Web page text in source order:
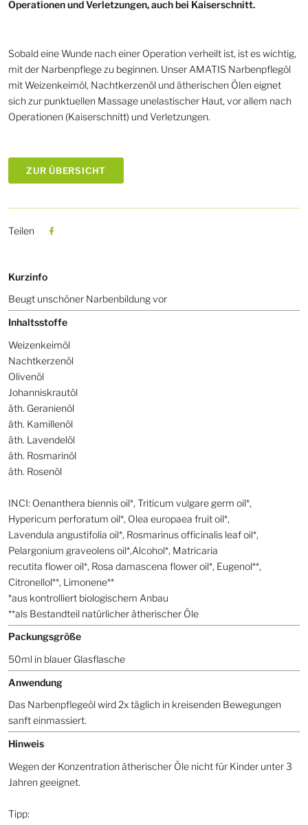
Operationen und Verletzungen, auch bei Kaiserschnitt.
Sobald eine Wunde nach einer Operation verheilt ist, ist es wichtig,
mit der Narbenpflege zu beginnen. Unser AMATIS Narbenpflegöl
mit Weizenkeimöl, Nachtkerzenöl und ätherischen Ölen eignet
sich zur punktuellen Massage unelastischer Haut, vor allem nach
Operationen (Kaiserschnitt) und Verletzungen.
ZUR ÜBERSICHT
Teilen
Kurzinfo
Beugt unschöner Narbenbildung vor
Inhaltsstoffe
Weizenkeimöl
Nachtkerzenöl
Olivenöl
Johanniskrautöl
äth. Geranienöl
äth. Kamillenöl
äth. Lavendelöl
äth. Rosmarinöl
äth. Rosenöl
INCI: Oenanthera biennis oil*, Triticum vulgare germ oil*,
Hypericum perforatum oil*, Olea europaea fruit oil*,
Lavendula angustifolia oil*, Rosmarinus officinalis leaf oil*,
Pelargonium graveolens oil*,Alcohol*, Matricaria
recutita flower oil*, Rosa damascena flower oil*, Eugenol**,
Citronellol**, Limonene**
*aus kontrolliert biologischem Anbau
**als Bestandteil natürlicher ätherischer Öle
Packungsgröße
50ml in blauer Glasflasche
Anwendung
Das Narbenpflegeöl wird 2x täglich in kreisenden Bewegungen
sanft einmassiert.
Hinweis
Wegen der Konzentration ätherischer Öle nicht für Kinder unter 3
Jahren geeignet.
Tipp: